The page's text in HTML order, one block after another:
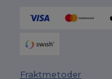
Fraktmetoder